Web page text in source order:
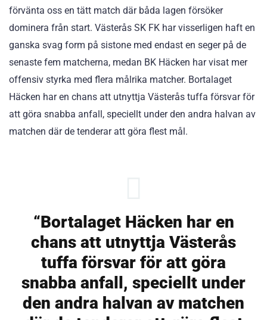
förvänta oss en tätt match där båda lagen försöker
dominera från start. Västerås SK FK har visserligen haft en
ganska svag form på sistone med endast en seger på de
senaste fem matcherna, medan BK Häcken har visat mer
offensiv styrka med flera målrika matcher. Bortalaget
Häcken har en chans att utnyttja Västerås tuffa försvar för
att göra snabba anfall, speciellt under den andra halvan av
matchen där de tenderar att göra flest mål.
“Bortalaget Häcken har en
chans att utnyttja Västerås
tuffa försvar för att göra
snabba anfall, speciellt under
den andra halvan av matchen